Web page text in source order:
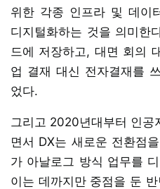
위한 각종 인프라 및 데이
디지털화하는 것을 의미한
드에 저장하고, 대면 회의
업 결재 대신 전자결재를
었다.
그리고 2020년대부터 인공
면서 DX는 새로운 전환점
가 아날로그 방식 업무를
이는 데까지만 중점을 둔